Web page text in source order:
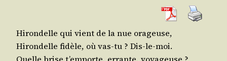
Hiron­delle qui vient de la nue orageuse,
Hiron­delle fidèle, où vas-tu ? Dis-le-moi.